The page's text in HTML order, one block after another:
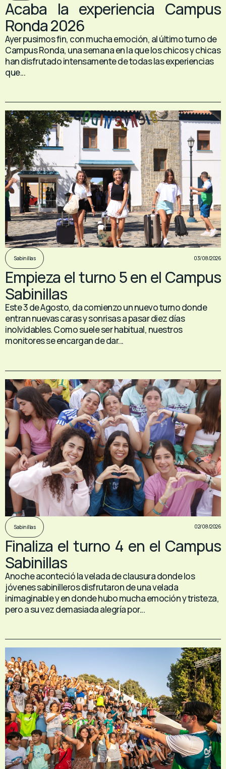
Acaba la experiencia Campus
Ronda 2026
Ayer pusimos fin, con mucha emoción, al último turno de
Campus Ronda, una semana en la que los chicos y chicas
han disfrutado intensamente de todas las experiencias
que...
Sabinillas 03/08/2026
Empieza el turno 5 en el Campus
Sabinillas
Este 3 de Agosto, da comienzo un nuevo turno donde
entran nuevas caras y sonrisas a pasar diez días
inolvidables. Como suele ser habitual, nuestros
monitores se encargan de dar...
Sabinillas 02/08/2026
Finaliza el turno 4 en el Campus
Sabinillas
Anoche aconteció la velada de clausura donde los
jóvenes sabinilleros disfrutaron de una velada
inimaginable y en donde hubo mucha emoción y tristeza,
pero a su vez demasiada alegría por...